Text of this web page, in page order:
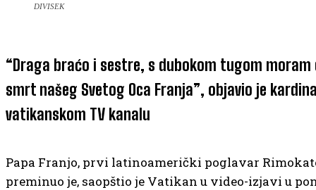
DIVISEK
“Draga braćo i sestre, s dubokom tugom moram
smrt našeg Svetog Oca Franja”, objavio je
vatikanskom TV kanalu
Papa Franjo, prvi latinoamerički poglavar
preminuo je, saopštio je Vatikan u video-izjavi u